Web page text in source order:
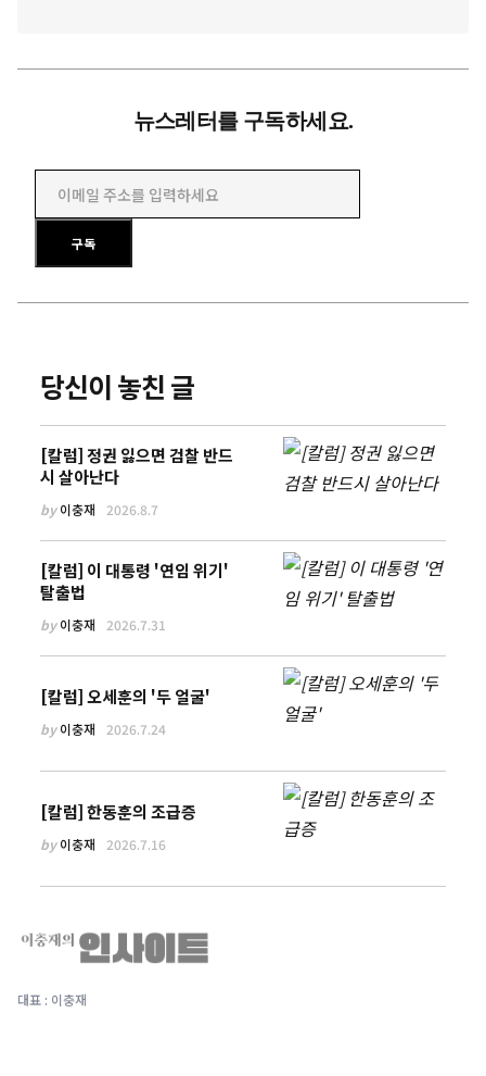
뉴스레터를 구독하세요.
이메일 주소를 입력하세요
구독
당신이 놓친 글
[칼럼] 정권 잃으면 검찰 반드
시 살아난다
by이충재 2026.8.7
[칼럼] 이 대통령 '연임 위기'
탈출법
by이충재 2026.7.31
[칼럼] 오세훈의 '두 얼굴'
by이충재 2026.7.24
[칼럼] 한동훈의 조급증
by이충재 2026.7.16
대표 : 이충재